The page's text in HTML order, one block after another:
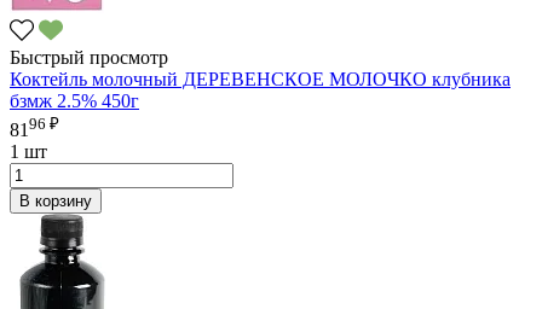
Быстрый просмотр
Коктейль молочный ДЕРЕВЕНСКОЕ МОЛОЧКО клубника
бзмж 2.5% 450г
81 96 ₽
1 шт
В корзину